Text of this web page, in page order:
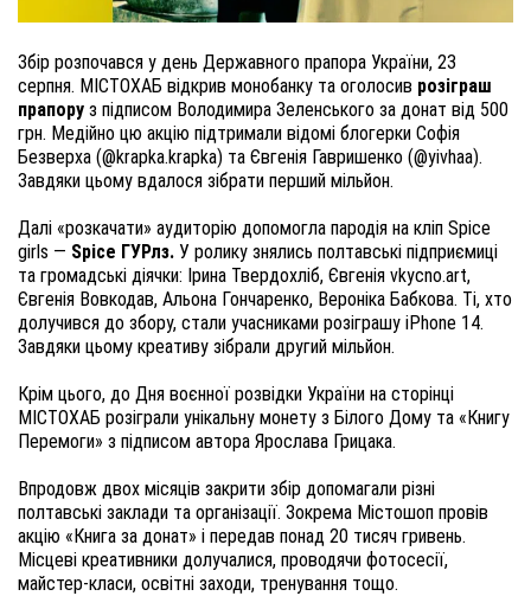
Збір розпочався у день Державного прапора України, 23
серпня. МІСТОХАБ відкрив монобанку та оголосив розіграш
прапору з підписом Володимира Зеленського за донат від 500
грн. Медійно цю акцію підтримали відомі блогерки Софія
Безверха (@krapka.krapka) та Євгенія Гавришенко (@yivhaa).
Завдяки цьому вдалося зібрати перший мільйон.
Далі «розкачати» аудиторію допомогла пародія на кліп Spice
girls — Spice ГУРлз. У ролику знялись полтавські підприємиці
та громадські діячки: Ірина Твердохліб, Євгенія vkycno.art,
Євгенія Вовкодав, Альона Гончаренко, Вероніка Бабкова. Ті, хто
долучився до збору, стали учасниками розіграшу iPhone 14.
Завдяки цьому креативу зібрали другий мільйон.
Крім цього, до Дня воєнної розвідки України на сторінці
МІСТОХАБ розіграли унікальну монету з Білого Дому та «Книгу
Перемоги» з підписом автора Ярослава Грицака.
Впродовж двох місяців закрити збір допомагали різні
полтавські заклади та організації. Зокрема Містошоп провів
акцію «Книга за донат» і передав понад 20 тисяч гривень.
Місцеві креативники долучалися, проводячи фотосесії,
майстер-класи, освітні заходи, тренування тощо.